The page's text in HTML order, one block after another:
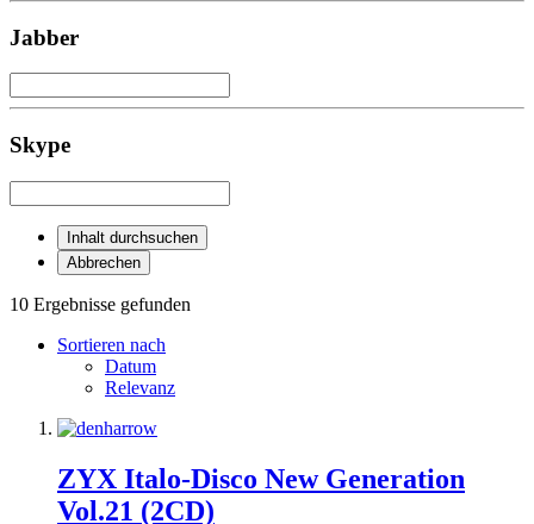
Jabber
Skype
Inhalt durchsuchen
Abbrechen
10 Ergebnisse gefunden
Sortieren nach
Datum
Relevanz
ZYX Italo-Disco New Generation
Vol.21 (2CD)